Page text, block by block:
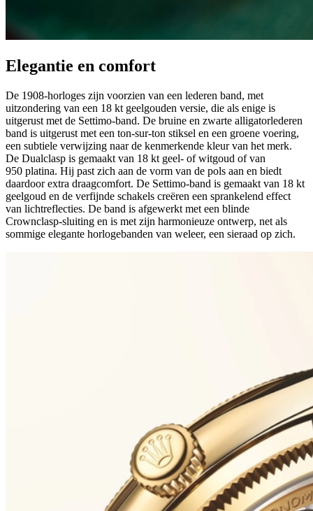
Elegantie en comfort
De 1908-horloges zijn voorzien van een lederen band, met
uitzondering van een 18 kt geelgouden versie, die als enige is
uitgerust met de Settimo-band. De bruine en zwarte alligatorlederen
band is uitgerust met een ton-sur-ton stiksel en een groene voering,
een subtiele verwijzing naar de kenmerkende kleur van het merk.
De Dualclasp is gemaakt van 18 kt geel- of witgoud of van
950 platina. Hij past zich aan de vorm van de pols aan en biedt
daardoor extra draagcomfort. De Settimo-band is gemaakt van 18 kt
geelgoud en de verfijnde schakels creëren een sprankelend effect
van lichtreflecties. De band is afgewerkt met een blinde
Crownclasp-sluiting en is met zijn harmonieuze ontwerp, net als
sommige elegante horlogebanden van weleer, een sieraad op zich.